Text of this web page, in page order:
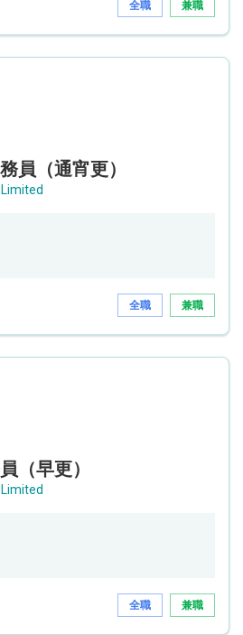
全職 兼職
員（通宵更）
全職 兼職
（早更）
全職 兼職